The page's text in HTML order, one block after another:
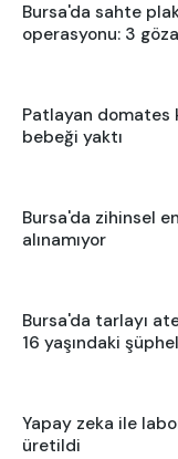
Bursa'da sahte
operasyonu: 3
Patlayan domates
bebeği yaktı
Bursa'da zihinsel
alınamıyor
Bursa'da tarlayı
16 yaşındaki
Yapay zeka ile
üretildi